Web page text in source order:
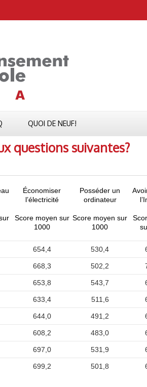
QUOI DE NEUF!
questions suivantes?
Économiser
l’électricité
Posséder un
ordinateur
Score moyen sur
1000
Score moyen sur
1000
654,4 530,4
668,3 502,2
653,8 543,7
633,4 511,6
644,0 491,2
608,2 483,0
697,0 531,9
699,2 501,8